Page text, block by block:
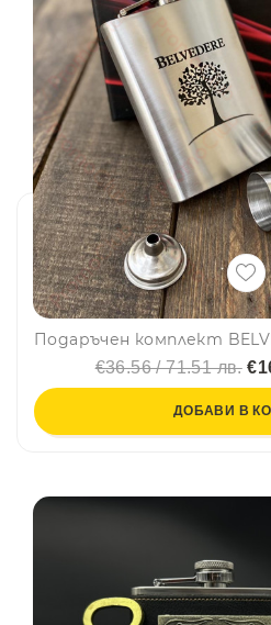
€36.56 / 71.51 лв.
ДОБАВИ В